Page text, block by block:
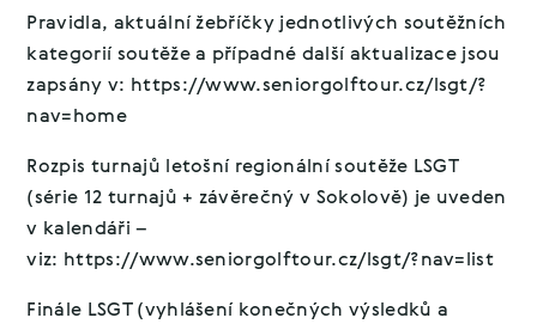
Pravidla, aktuální žebříčky jednotlivých soutěžních
kategorií soutěže a případné další aktualizace jsou
zapsány v: https://www.seniorgolftour.cz/lsgt/?
nav=home
Rozpis turnajů letošní regionální soutěže LSGT
(série 12 turnajů + závěrečný v Sokolově) je uveden
v kalendáři –
viz: https://www.seniorgolftour.cz/lsgt/?nav=list
Finále LSGT (vyhlášení konečných výsledků a